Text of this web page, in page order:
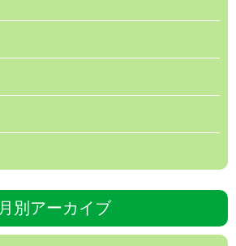
月別アーカイブ